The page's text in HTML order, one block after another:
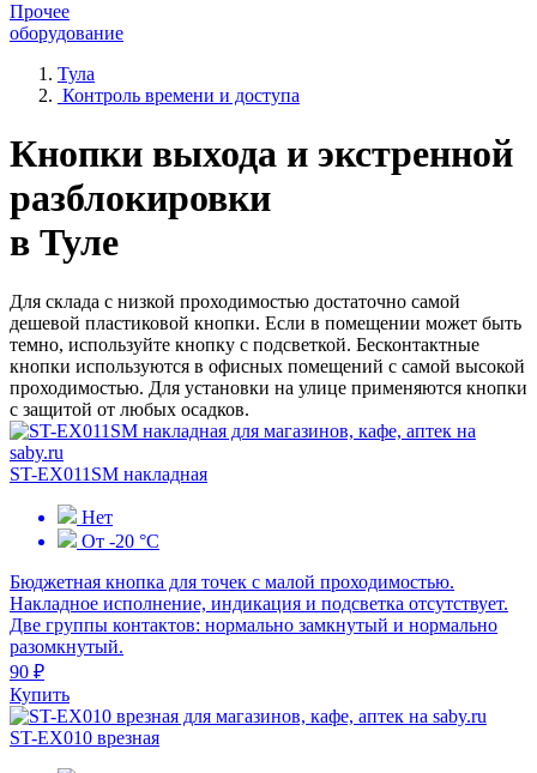
Прочее
оборудование
Тула
Контроль времени и доступа
Кнопки выхода и экстренной
разблокировки
в Туле
Для склада с низкой проходимостью достаточно самой
дешевой пластиковой кнопки. Если в помещении может быть
темно, используйте кнопку с подсветкой. Бесконтактные
кнопки используются в офисных помещений с самой высокой
проходимостью. Для установки на улице применяются кнопки
с защитой от любых осадков.
ST-EX011SM накладная
Нет
От -20 °С
Бюджетная кнопка для точек с малой проходимостью.
Накладное исполнение, индикация и подсветка отсутствует.
Две группы контактов: нормально замкнутый и нормально
разомкнутый.
90 ₽
Купить
ST-EX010 врезная